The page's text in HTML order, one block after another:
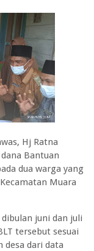
Hj Ratna
Bantuan
dua warga yang
Muara
juni dan juli
tersebut sesuai
dari data